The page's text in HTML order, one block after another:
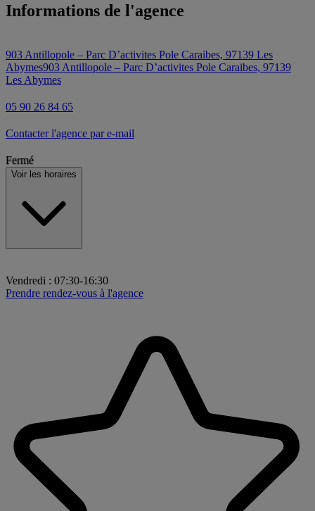
Informations de l'agence
903 Antillopole – Parc D’activites Pole Caraibes, 97139 Les
Abymes903 Antillopole – Parc D’activites Pole Caraibes, 97139
Les Abymes
05 90 26 84 65
Contacter l'agence par e-mail
Fermé
Voir les horaires
Vendredi : 07:30-16:30
Prendre rendez-vous à l'agence